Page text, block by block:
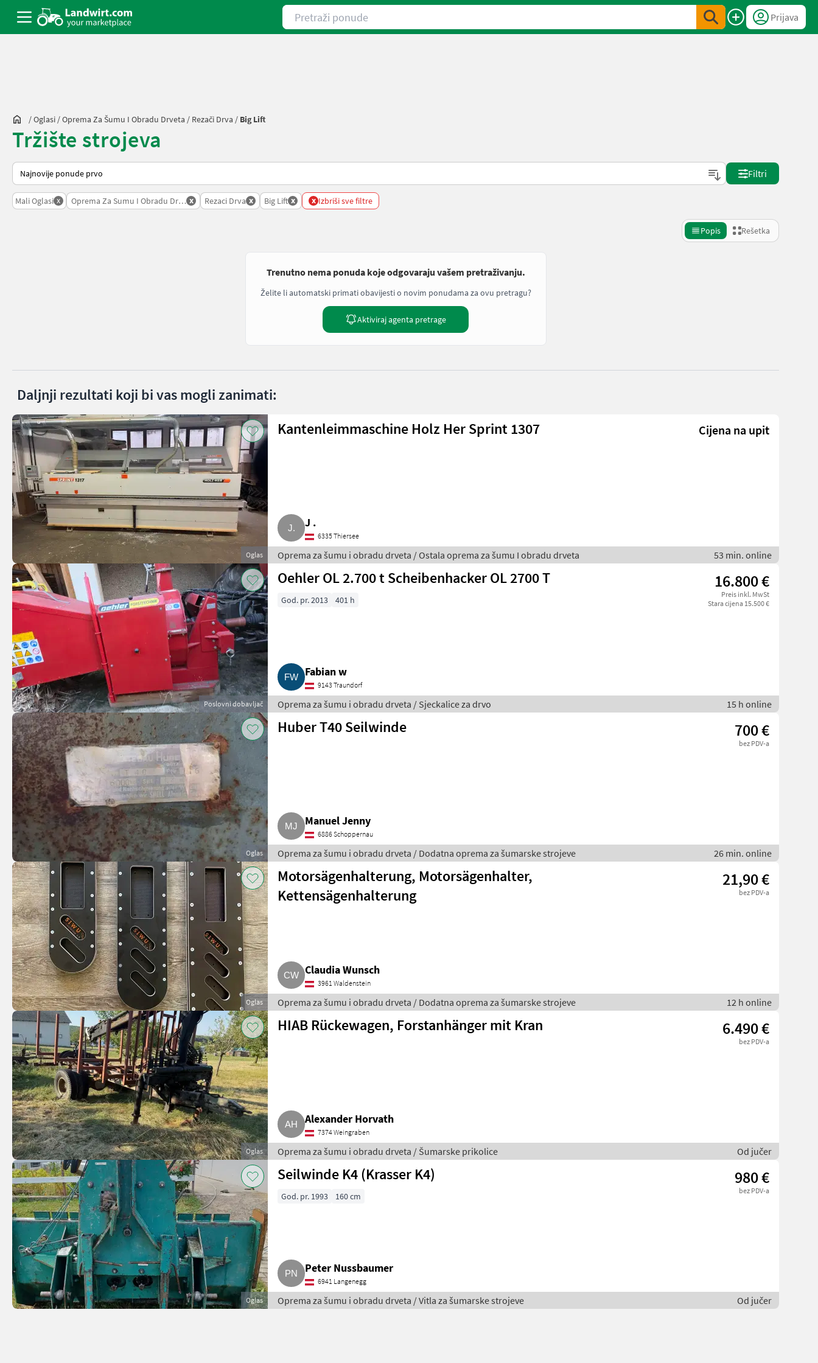
Pretraži ponude
Prijava
/Oglasi /Oprema Za Šumu I Obradu Drveta / Rezači Drva / Big Lift
Tržište strojeva
Tako se sortira na Landwirt.com
Filtri
Mali Oglasi x Oprema Za Sumu I Obradu Drveta
x Rezaci Drva x Big Lift x x Izbriši sve filtre
Popis Rešetka
Trenutno nema ponuda koje odgovaraju vašem pretraživanju.
Želite li automatski primati obavijesti o novim ponudama za ovu pretragu?
Aktiviraj agenta pretrage
Daljnji rezultati koji bi vas mogli zanimati:
Oglas
Kantenleimmaschine Holz Her Sprint 1307 Cijena na upit
J .
6335 Thiersee
Oprema za šumu i obradu drveta / Ostala oprema za šumu I obradu drveta 53 min. online
Poslovni dobavljač
Oehler OL 2.700 t Scheibenhacker OL 2700 T 16.800 €
Preis inkl. MwSt
Stara cijena 15.500 €
God. pr. 2013 401 h
Fabian w
9143 Traundorf
Oprema za šumu i obradu drveta / Sjeckalice za drvo 15 h online
Oglas
Huber T40 Seilwinde 700 €
bez PDV-a
Manuel Jenny
6886 Schoppernau
Oprema za šumu i obradu drveta / Dodatna oprema za šumarske strojeve 26 min. online
Oglas
Motorsägenhalterung, Motorsägenhalter,
Kettensägenhalterung
21,90 €
bez PDV-a
Claudia Wunsch
3961 Waldenstein
Oprema za šumu i obradu drveta / Dodatna oprema za šumarske strojeve 12 h online
Oglas
HIAB Rückewagen, Forstanhänger mit Kran 6.490 €
bez PDV-a
Alexander Horvath
7374 Weingraben
Oprema za šumu i obradu drveta / Šumarske prikolice Od jučer
Oglas
Seilwinde K4 (Krasser K4) 980 €
bez PDV-a
God. pr. 1993 160 cm
Peter Nussbaumer
6941 Langenegg
Oprema za šumu i obradu drveta / Vitla za šumarske strojeve Od jučer